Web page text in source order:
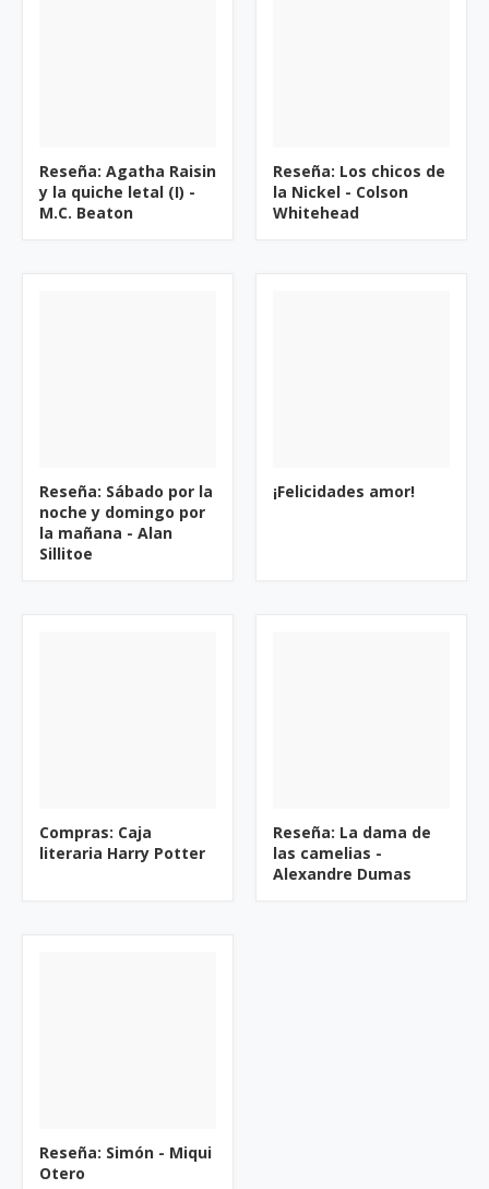
Reseña: Agatha Raisin
y la quiche letal (I) -
M.C. Beaton
Reseña: Los chicos de
la Nickel - Colson
Whitehead
Reseña: Sábado por la
noche y domingo por
la mañana - Alan
Sillitoe
¡Felicidades amor!
Compras: Caja
literaria Harry Potter
Reseña: La dama de
las camelias -
Alexandre Dumas
Reseña: Simón - Miqui
Otero